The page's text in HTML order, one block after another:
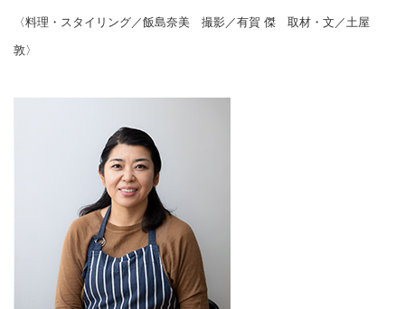
〈料理・スタイリング／飯島奈美 撮影／有賀 傑 取材・文／土屋
敦〉